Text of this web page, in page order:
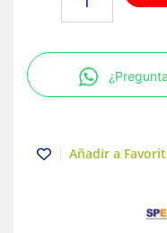
monopolar
15A
120-
277V
Eaton
Añadir a